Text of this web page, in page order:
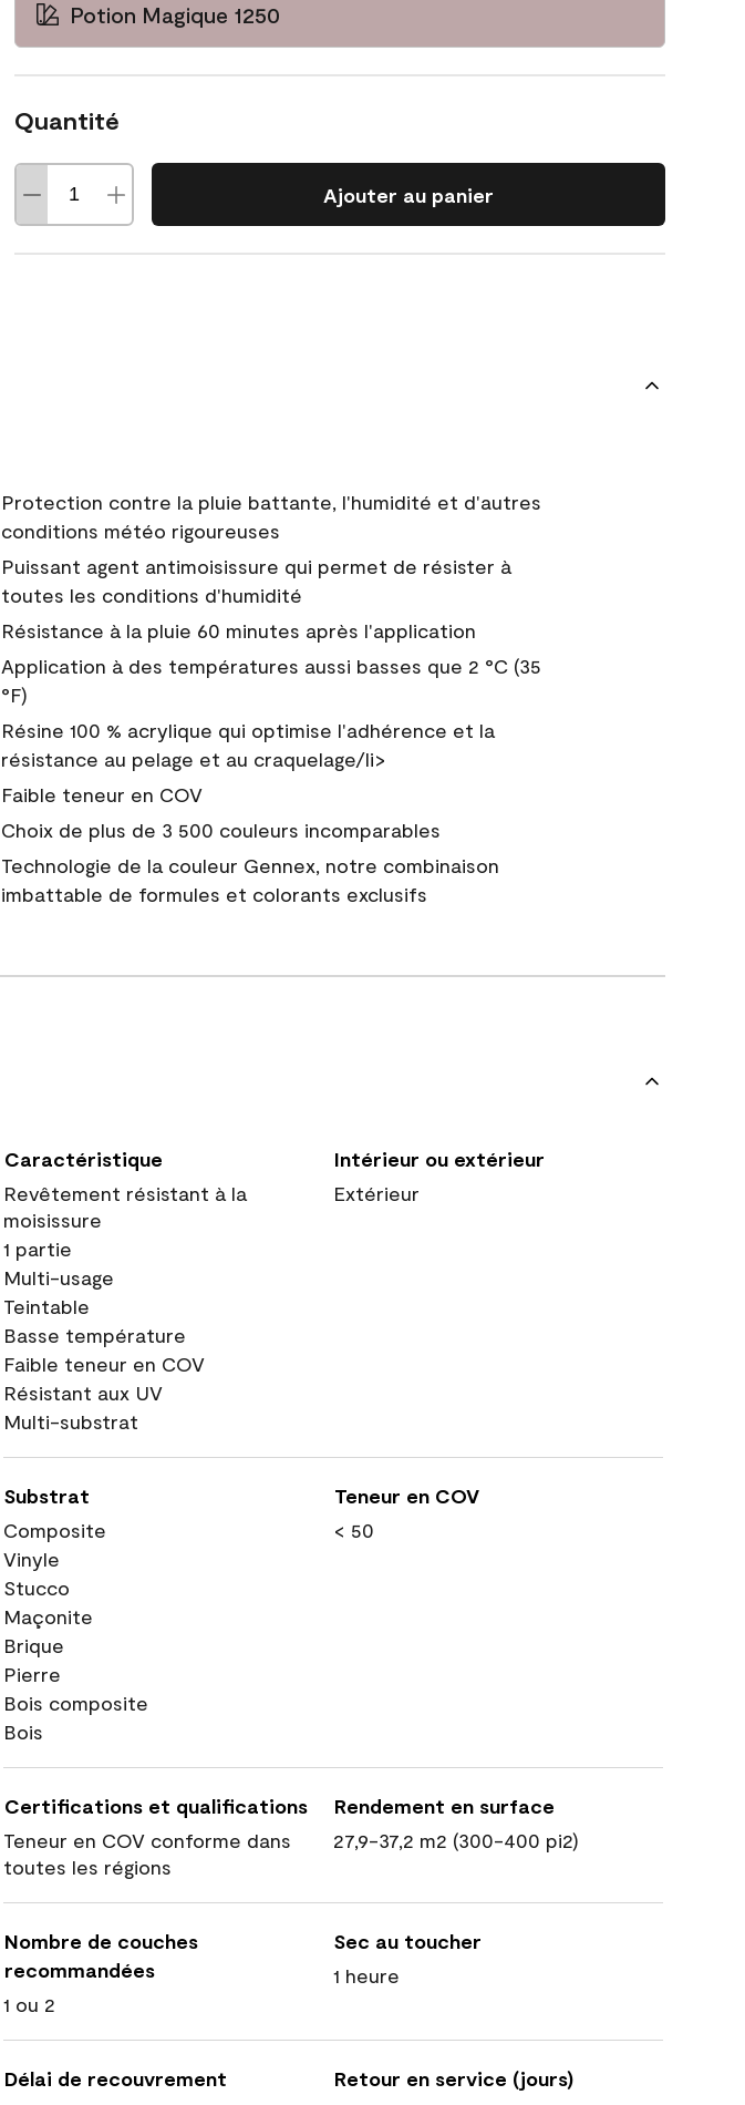
Potion Magique 1250
Quantité
Ajouter au panier
Protection contre la pluie battante, l'humidité et d'autres
conditions météo rigoureuses
Puissant agent antimoisissure qui permet de résister à
toutes les conditions d'humidité
Résistance à la pluie 60 minutes après l'application
Application à des températures aussi basses que 2 °C (35
°F)
Résine 100 % acrylique qui optimise l'adhérence et la
résistance au pelage et au craquelage/li>
Faible teneur en COV
Choix de plus de 3 500 couleurs incomparables
Technologie de la couleur Gennex, notre combinaison
imbattable de formules et colorants exclusifs
Caractéristique
Revêtement résistant à la
moisissure
1 partie
Multi-usage
Teintable
Basse température
Faible teneur en COV
Résistant aux UV
Multi-substrat
Intérieur ou extérieur
Extérieur
Substrat
Composite
Vinyle
Stucco
Maçonite
Brique
Pierre
Bois composite
Bois
Teneur en COV
< 50
Certifications et qualifications
Teneur en COV conforme dans
toutes les régions
Rendement en surface
27,9-37,2 m2 (300-400 pi2)
Nombre de couches
recommandées
1 ou 2
Sec au toucher
1 heure
Délai de recouvrement
Retour en service (jours)